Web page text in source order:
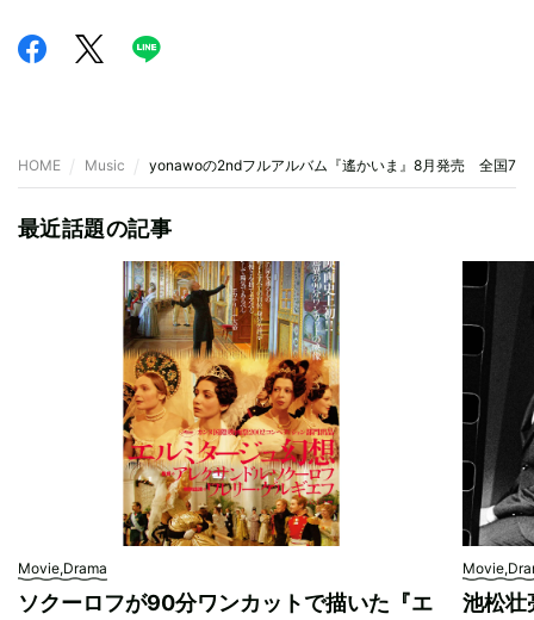
HOME Music yonawoの2ndフルアルバム『遙かいま』8月発売 全国7か
最近話題の記事
Movie,Drama
ソクーロフが90分ワンカットで描いた『エ
池松壮